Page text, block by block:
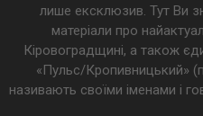
лише ексклюзив. Тут Ви
матеріали про
Кіровоградщині, а також
«Пульс/Кропивницький»
називають своїми іменами і